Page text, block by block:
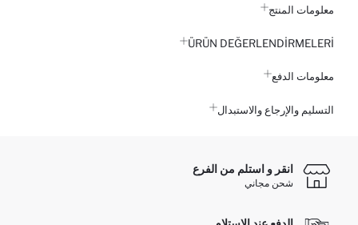
معلومات المنتج
ÜRÜN DEĞERLENDİRMELERİ
معلومات الدفع
التسليم والإرجاع والاستبدال
انقر و استلم من الفرع
شحن مجاني